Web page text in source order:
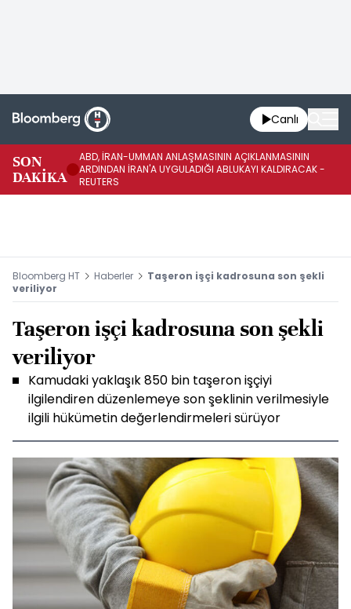
Canlı
SON
DAKİKA
ABD, İRAN-UMMAN ANLAŞMASININ AÇIKLANMASININ
ARDINDAN İRAN'A UYGULADIĞI ABLUKAYI KALDIRACAK -
REUTERS
Bloomberg HT Haberler
Taşeron işçi kadrosuna son şekli
veriliyor
Taşeron işçi kadrosuna son şekli
veriliyor
Kamudaki yaklaşık 850 bin taşeron işçiyi
ilgilendiren düzenlemeye son şeklinin verilmesiyle
ilgili hükümetin değerlendirmeleri sürüyor